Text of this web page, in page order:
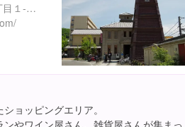
山梨県甲府市丸の内１丁目１-２５
ョッピングエリア。
やワイン屋さん、雑貨屋さんが集まっ